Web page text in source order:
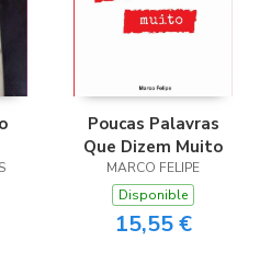
Poucas Palavras
Que Dizem Muito
MARCO FELIPE
Disponible
15,55 €